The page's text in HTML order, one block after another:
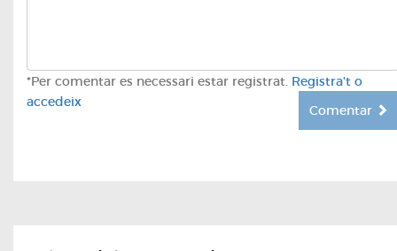
*Per comentar es necessari estar registrat. Registra't o
accedeix
Comentar